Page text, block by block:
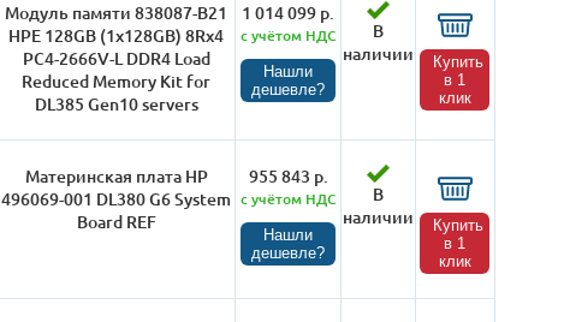
Модуль памяти 838087-B21
HPE 128GB (1x128GB) 8Rx4
PC4-2666V-L DDR4 Load
Reduced Memory Kit for
DL385 Gen10 servers
1 014 099 р.
с учётом НДС
Нашли
дешевле?
В
наличии
Купить
в 1
клик
Материнская плата HP
496069-001 DL380 G6 System
Board REF
955 843 р.
с учётом НДС
Нашли
дешевле?
В
наличии
Купить
в 1
клик